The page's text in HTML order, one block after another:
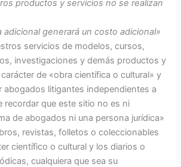
productos y servicios no se realizan
adicional generará un costo adicional»
servicios de modelos, cursos,
investigaciones y demás productos y
de «obra científica o cultural» y
abogados litigantes independientes a
recordar que este sitio no es ni
de abogados ni una persona jurídica»
revistas, folletos o coleccionables
científico o cultural y los diarios o
cualquiera que sea su